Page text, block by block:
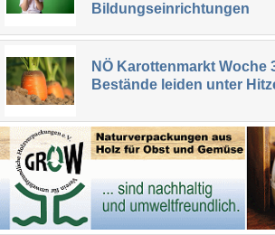
Bildungseinrichtungen
NÖ Karottenmarkt Woche
Bestände leiden unter